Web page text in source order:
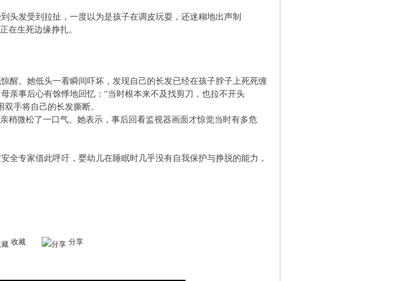
头发受到拉扯，一度以为是孩子在调皮玩耍，还迷糊地出声制
在生死边缘挣扎。
醒。她低头一看瞬间吓坏，发现自己的长发已经在孩子脖子上死死缠
亲事后心有馀悸地回忆：“当时根本来不及找剪刀，也拉不开头
手将自己的长发撕断。
稍微松了一口气。她表示，事后回看监视器画面才惊觉当时有多危
全专家借此呼吁，婴幼儿在睡眠时几乎没有自我保护与挣脱的能力，
收藏 分享